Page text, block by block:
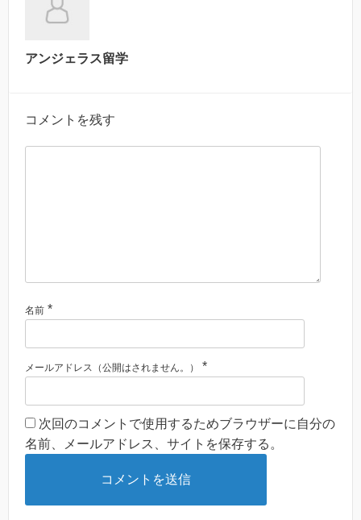
アンジェラス留学
コメントを残す
名前 *
メールアドレス（公開はされません。） *
次回のコメントで使用するためブラウザーに自分の
名前、メールアドレス、サイトを保存する。